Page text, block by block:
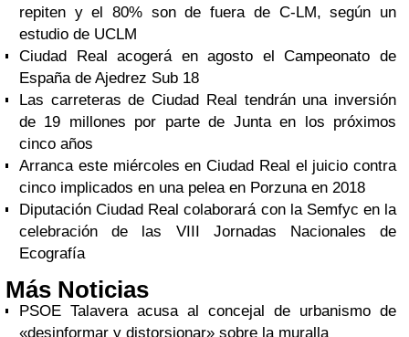
repiten y el 80% son de fuera de C-LM, según un
estudio de UCLM
Ciudad Real acogerá en agosto el Campeonato de
España de Ajedrez Sub 18
Las carreteras de Ciudad Real tendrán una inversión
de 19 millones por parte de Junta en los próximos
cinco años
Arranca este miércoles en Ciudad Real el juicio contra
cinco implicados en una pelea en Porzuna en 2018
Diputación Ciudad Real colaborará con la Semfyc en la
celebración de las VIII Jornadas Nacionales de
Ecografía
Más Noticias
PSOE Talavera acusa al concejal de urbanismo de
«desinformar y distorsionar» sobre la muralla